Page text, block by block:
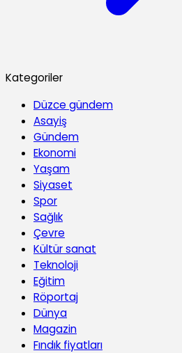
Kategoriler
Düzce gündem
Asayiş
Gündem
Ekonomi
Yaşam
Siyaset
Spor
Sağlık
Çevre
Kültür sanat
Teknoloji
Eğitim
Röportaj
Dünya
Magazin
Fındık fiyatları